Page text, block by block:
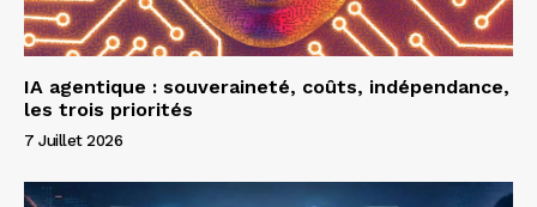
IA agentique : souveraineté, coûts, indépendance,
les trois priorités
7 Juillet 2026